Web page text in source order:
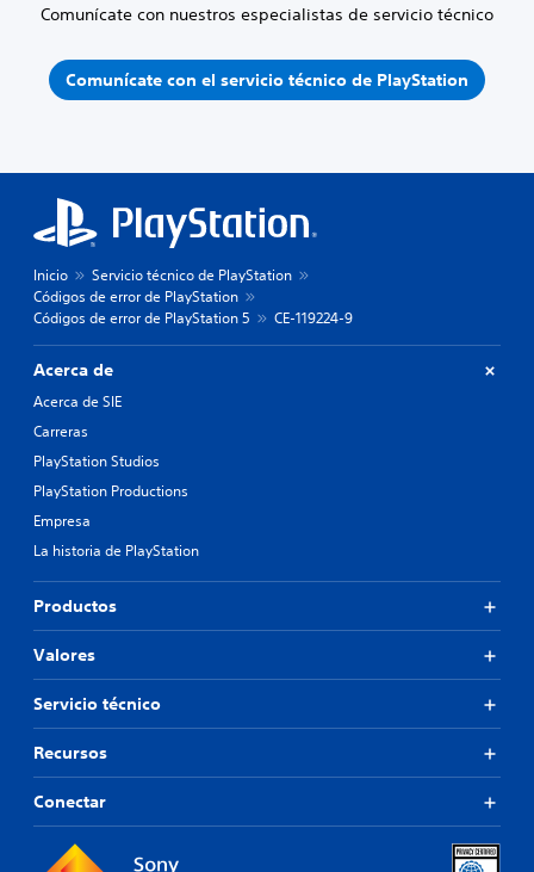
Comunícate con nuestros especialistas de servicio técnico
Comunícate con el servicio técnico de PlayStation
Inicio
Servicio técnico de PlayStation
Códigos de error de PlayStation
Códigos de error de PlayStation 5
CE-119224-9
Acerca de
Acerca de SIE
Carreras
PlayStation Studios
PlayStation Productions
Empresa
La historia de PlayStation
Productos
Valores
Servicio técnico
Recursos
Conectar